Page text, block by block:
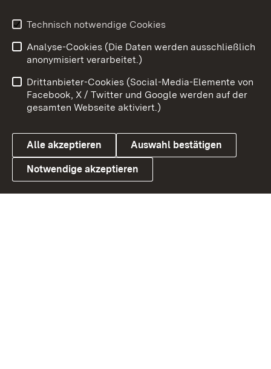
Youtube
Link zum Landesportal
Benutzungshinweise
Barrierefreiheit
Datenschutz
Cookies
Technisch notwendige Cookies
Analyse-Cookies (Die Daten werden ausschließlich
anonymisiert verarbeitet.)
Drittanbieter-Cookies (Social-Media-Elemente von
Facebook, X / Twitter und Google werden auf der
gesamten Webseite aktiviert.)
Alle akzeptieren Auswahl bestätigen
Notwendige akzeptieren